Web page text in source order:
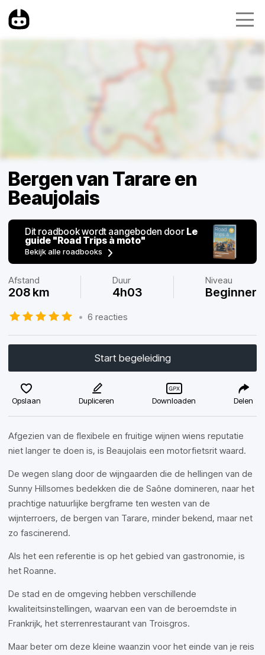
Bergen van Tarare en
Beaujolais
Dit roadbook wordt aangeboden door Le
guide "Road Trips à moto"
Bekijk alle roadbooks
Afstand
208 km
Duur
4h03
Niveau
Beginner
• 6 reacties
Start begeleiding
Opslaan Dupliceren Downloaden Delen
Afgezien van de flexibele en fruitige wijnen wiens reputatie
niet langer te doen is, is Beaujolais een motorfietsrit waard.
De wegen slang door de wijngaarden die de hellingen van de
Sunny Hillsomes bedekken die de Saône domineren, naar het
prachtige natuurlijke bergframe ten westen van de
wijnterroers, de bergen van Tarare, minder bekend, maar net
zo fascinerend.
Als het een referentie is op het gebied van gastronomie, is
het Roanne.
De stad en de omgeving hebben verschillende
kwaliteitsinstellingen, waarvan een van de beroemdste in
Frankrijk, het sterrenrestaurant van Troisgros.
Maar beter om deze kleine waanzin voor het einde van je reis